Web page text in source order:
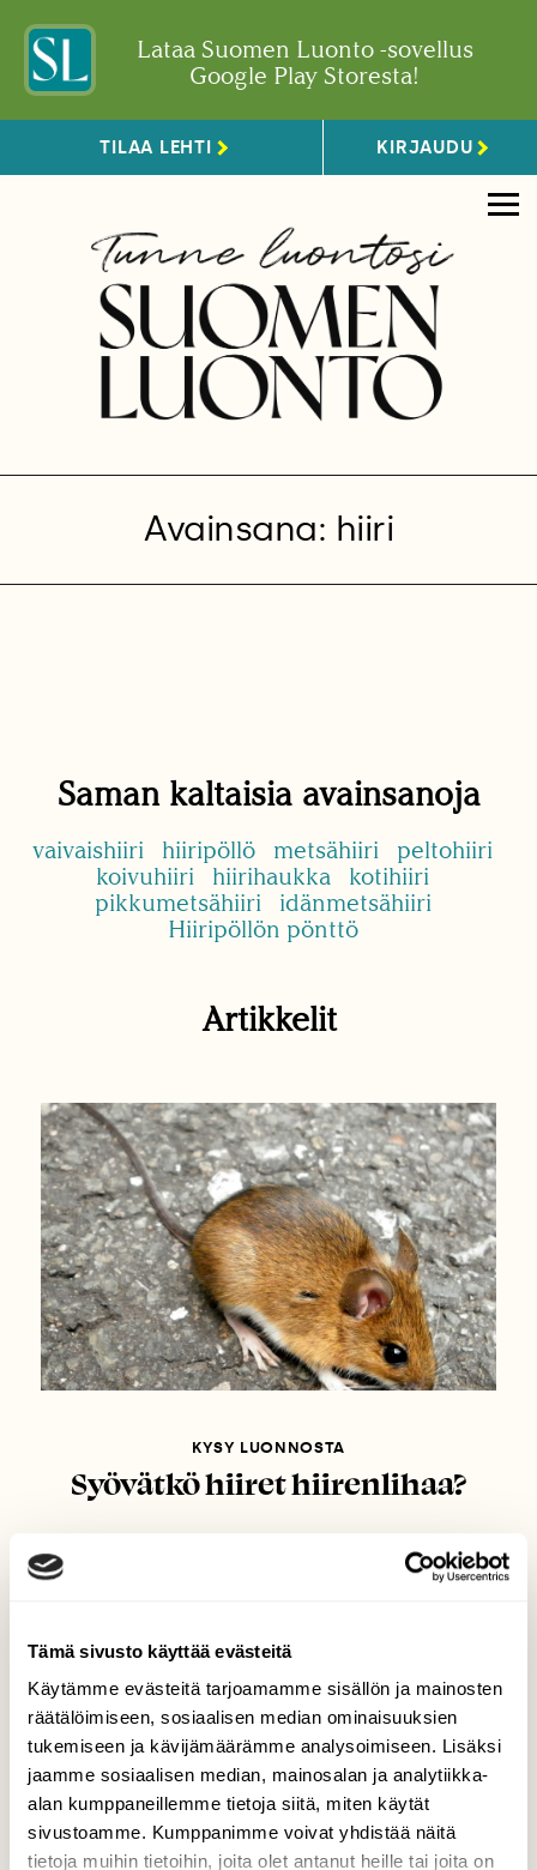
Tämä sivusto käyttää evästeitä
Käytämme evästeitä tarjoamamme sisällön ja mainosten
räätälöimiseen, sosiaalisen median ominaisuuksien
tukemiseen ja kävijämäärämme analysoimiseen. Lisäksi
jaamme sosiaalisen median, mainosalan ja analytiikka-
alan kumppaneillemme tietoja siitä, miten käytät
sivustoamme. Kumppanimme voivat yhdistää näitä
tietoja muihin tietoihin, joita olet antanut heille tai joita on
Lataa Suomen Luonto -sovellus
Google Play Storesta!
TILAA LEHTI KIRJAUDU
Avainsana: hiiri
Saman kaltaisia avainsanoja
vaivaishiiri hiiripöllö metsähiiri
peltohiiri
koivuhiiri
hiirihaukka
kotihiiri
pikkumetsähiiri
idänmetsähiiri
Hiiripöllön pönttö
Artikkelit
KYSY LUONNOSTA
Syövätkö hiiret hiirenlihaa?